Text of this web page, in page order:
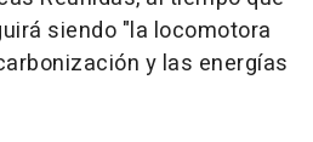
siendo "la locomotora
y las energías